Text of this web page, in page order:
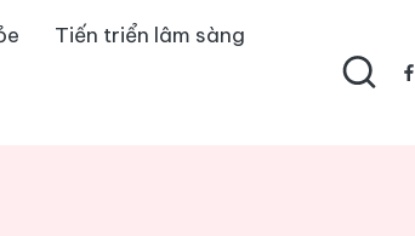
Tiến triển lâm sàng